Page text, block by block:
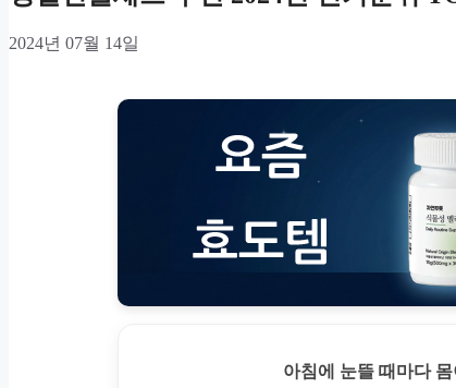
2024년 07월 14일
아침에 눈뜰 때마다